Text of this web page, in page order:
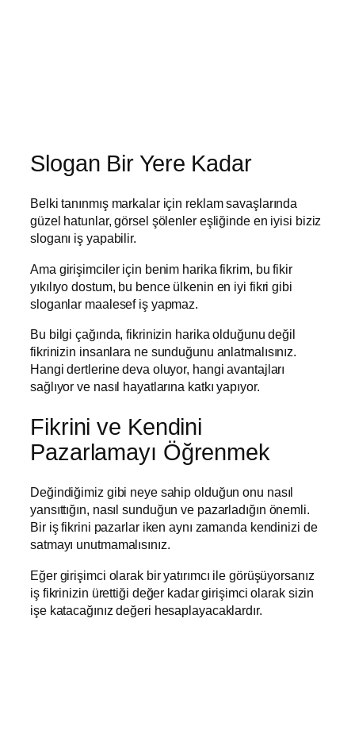
Slogan Bir Yere Kadar
Belki tanınmış markalar için reklam savaşlarında
güzel hatunlar, görsel şölenler eşliğinde en iyisi biziz
sloganı iş yapabilir.
Ama girişimciler için benim harika fikrim, bu fikir
yıkılıyo dostum, bu bence ülkenin en iyi fikri gibi
sloganlar maalesef iş yapmaz.
Bu bilgi çağında, fikrinizin harika olduğunu değil
fikrinizin insanlara ne sunduğunu anlatmalısınız.
Hangi dertlerine deva oluyor, hangi avantajları
sağlıyor ve nasıl hayatlarına katkı yapıyor.
Fikrini ve Kendini
Pazarlamayı Öğrenmek
Değindiğimiz gibi neye sahip olduğun onu nasıl
yansıttığın, nasıl sunduğun ve pazarladığın önemli.
Bir iş fikrini pazarlar iken aynı zamanda kendinizi de
satmayı unutmamalısınız.
Eğer girişimci olarak bir yatırımcı ile görüşüyorsanız
iş fikrinizin ürettiği değer kadar girişimci olarak sizin
işe katacağınız değeri hesaplayacaklardır.